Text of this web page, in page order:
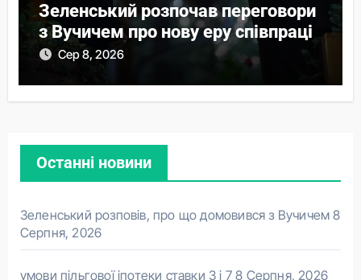
Зеленський розпочав переговори
з Вучичем про нову еру співпраці
Сер 8, 2026
Останні новини
Зеленський розповів, про що домовився з Вучичем 8
Серпня, 2026
умови пільгової іпотеки ставки 3 і 7 8 Серпня, 2026